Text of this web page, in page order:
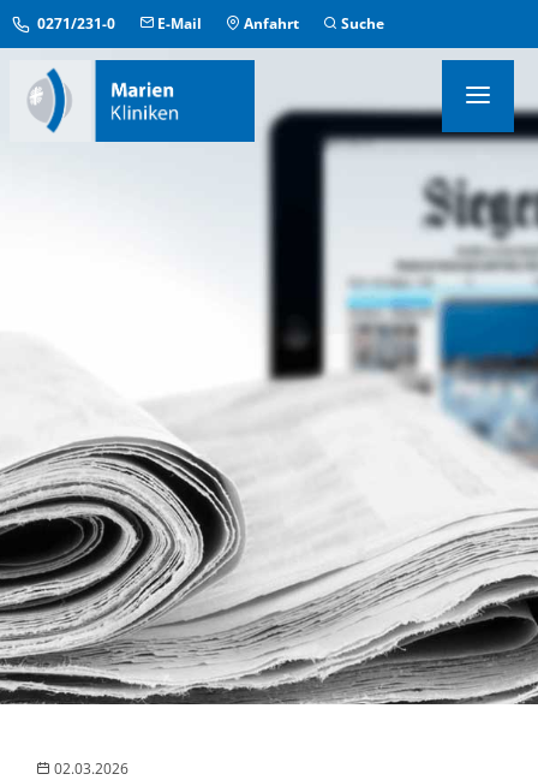
0271/231-0 E-Mail Anfahrt Suche
02.03.2026